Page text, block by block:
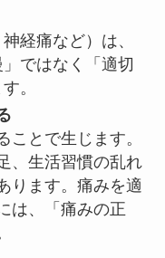
経痛など）は、
ではなく「適切
。
ことで生じます。
、生活習慣の乱れ
ります。痛みを適
は、「痛みの正